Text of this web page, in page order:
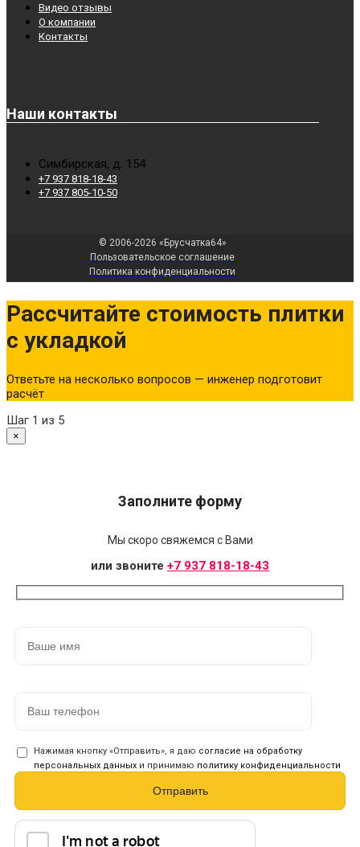
Видео отзывы
О компании
Контакты
Наши контакты
Симбирская, д. 154
+7 937 818-18-43
+7 937 805-10-50
© 2006-2026 «Брусчатка64»
Пользовательское соглашение
Политика конфиденциальности
Рассчитайте стоимость плитки
с укладкой
Ответьте на несколько вопросов — инженер подготовит
расчёт
Шаг 1 из 5
×
Заполните форму
Мы скоро свяжемся с Вами
или звоните +7 937 818-18-43
Нажимая кнопку «Отправить», я даю согласие на обработку
персональных данных и принимаю политику конфиденциальности